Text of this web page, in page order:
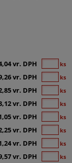
vr. DPH ks
vr. DPH ks
vr. DPH ks
vr. DPH ks
vr. DPH ks
vr. DPH ks
vr. DPH ks
vr. DPH ks